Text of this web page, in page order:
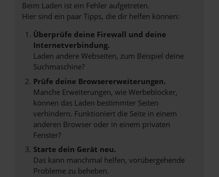
Beim Laden ist ein Fehler aufgetreten.
Hier sind ein paar Tipps, die dir helfen können:
Überprüfe deine Firewall und deine
Internetverbindung.
Laden andere Webseiten, zum Beispiel deine
Suchmaschine?
Prüfe deine Browsererweiterungen.
Manche Erweiterungen, wie Werbeblocker,
können das Laden bestimmter Seiten
verhindern. Funktioniert die Seite in einem
anderen Browser oder in einem privaten
Fenster?
Starte dein Gerät neu.
Das kann manchmal helfen, vorübergehende
Probleme zu beheben.